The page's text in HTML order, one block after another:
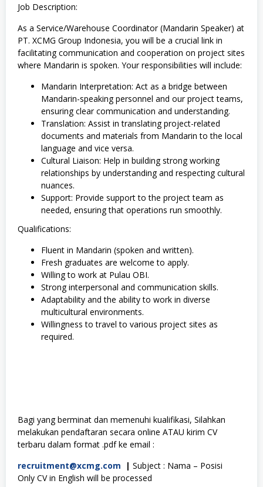
Job Description:
As a Service/Warehouse Coordinator (Mandarin Speaker) at
PT. XCMG Group Indonesia, you will be a crucial link in
facilitating communication and cooperation on project sites
where Mandarin is spoken. Your responsibilities will include:
Mandarin Interpretation: Act as a bridge between
Mandarin-speaking personnel and our project teams,
ensuring clear communication and understanding.
Translation: Assist in translating project-related
documents and materials from Mandarin to the local
language and vice versa.
Cultural Liaison: Help in building strong working
relationships by understanding and respecting cultural
nuances.
Support: Provide support to the project team as
needed, ensuring that operations run smoothly.
Qualifications:
Fluent in Mandarin (spoken and written).
Fresh graduates are welcome to apply.
Willing to work at Pulau OBI.
Strong interpersonal and communication skills.
Adaptability and the ability to work in diverse
multicultural environments.
Willingness to travel to various project sites as
required.
Bagi yang berminat dan memenuhi kualifikasi, Silahkan
melakukan pendaftaran secara online ATAU kirim CV
terbaru dalam format .pdf ke email :
recruitment@xcmg.com | Subject : Nama – Posisi
Only CV in English will be processed